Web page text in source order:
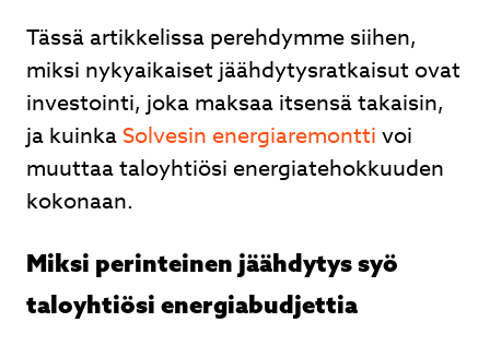
Tässä artikkelissa perehdymme siihen,
miksi nykyaikaiset jäähdytysratkaisut ovat
investointi, joka maksaa itsensä takaisin,
ja kuinka Solvesin energiaremontti voi
muuttaa taloyhtiösi energiatehokkuuden
kokonaan.
Miksi perinteinen jäähdytys syö
taloyhtiösi energiabudjettia